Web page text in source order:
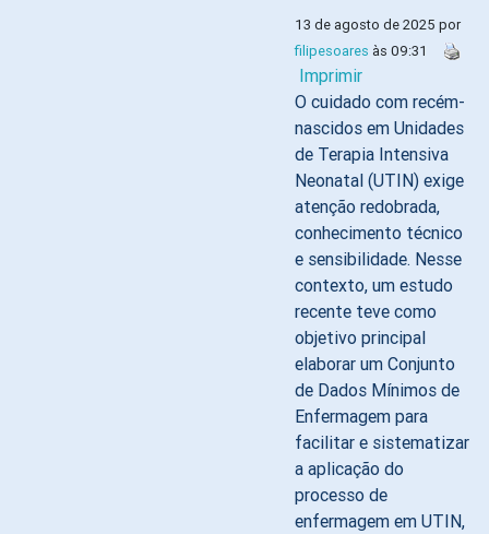
13 de agosto de 2025 por
filipesoares às 09:31
Imprimir
O cuidado com recém-
nascidos em Unidades
de Terapia Intensiva
Neonatal (UTIN) exige
atenção redobrada,
conhecimento técnico
e sensibilidade. Nesse
contexto, um estudo
recente teve como
objetivo principal
elaborar um Conjunto
de Dados Mínimos de
Enfermagem para
facilitar e sistematizar
a aplicação do
processo de
enfermagem em UTIN,